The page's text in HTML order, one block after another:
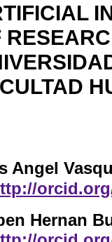
Angel
Hernan